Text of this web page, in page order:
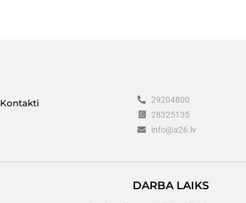
Kontakti
29204800
28325135
info@a26.lv
DARBA LAIKS